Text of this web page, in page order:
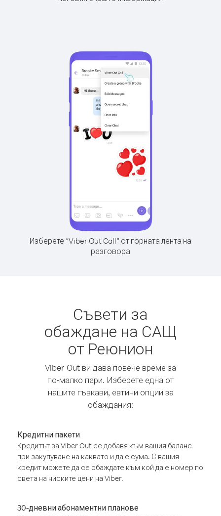
Изберете “Viber Out Call” от горната лента на
разговора
Съвети за
обаждане на САЩ
от Реюнион
Viber Out ви дава повече време за
по-малко пари. Изберете една от
нашите гъвкави, евтини опции за
обаждания:
Кредитни пакети
Кредитът за Viber Out се добавя към вашия баланс
при закупуване на каквато и да е сума. С вашия
кредит можете да се обаждате към кой да е номер по
света на ниските цени на Viber.
30-дневни абонаментни планове